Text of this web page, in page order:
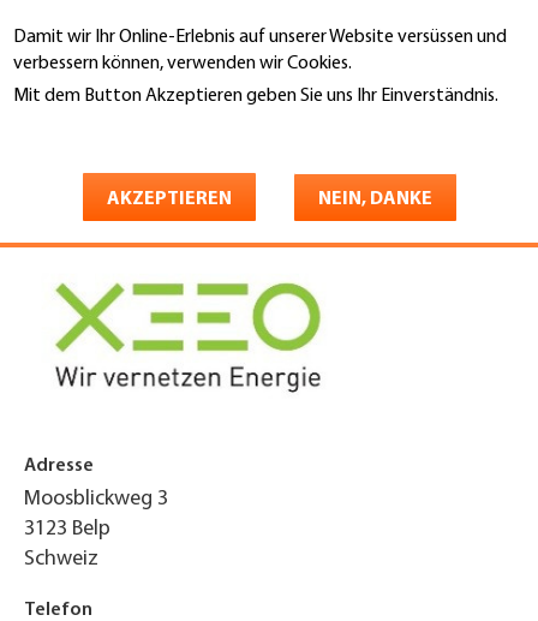
Damit wir Ihr Online-Erlebnis auf unserer Website versüssen und
verbessern können, verwenden wir Cookies.
Mit dem Button Akzeptieren geben Sie uns Ihr Einverständnis.
AKZEPTIEREN NEIN, DANKE
zum
Inhalt
XEEO GmbH
Adresse
Moosblickweg 3
3123 Belp
Schweiz
Telefon